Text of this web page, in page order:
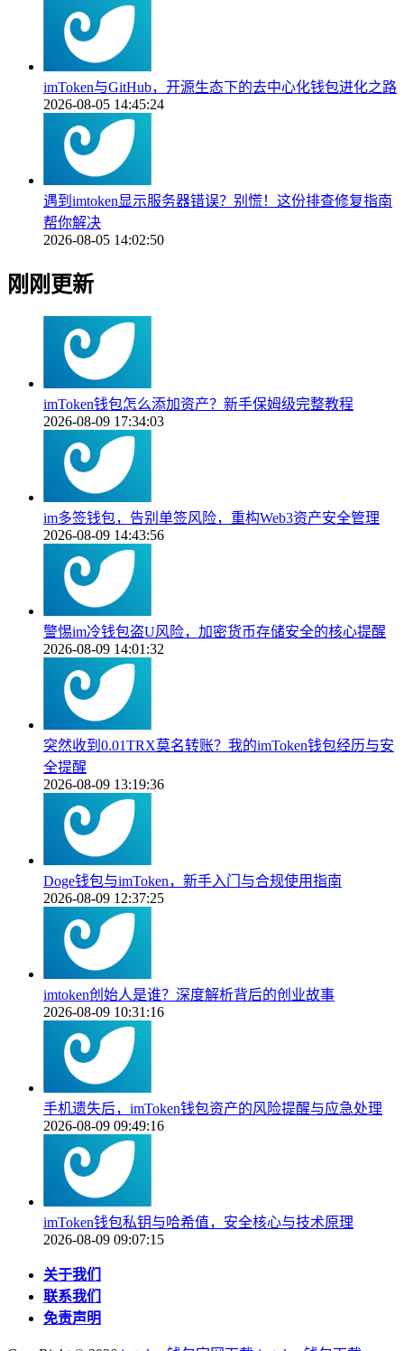
imToken与GitHub，开源生态下的去中心化钱包进化之路
2026-08-05 14:45:24
遇到imtoken显示服务器错误？别慌！这份排查修复指南
帮你解决
2026-08-05 14:02:50
刚刚更新
imToken钱包怎么添加资产？新手保姆级完整教程
2026-08-09 17:34:03
im多签钱包，告别单签风险，重构Web3资产安全管理
2026-08-09 14:43:56
警惕im冷钱包盗U风险，加密货币存储安全的核心提醒
2026-08-09 14:01:32
突然收到0.01TRX莫名转账？我的imToken钱包经历与安
全提醒
2026-08-09 13:19:36
Doge钱包与imToken，新手入门与合规使用指南
2026-08-09 12:37:25
imtoken创始人是谁？深度解析背后的创业故事
2026-08-09 10:31:16
手机遗失后，imToken钱包资产的风险提醒与应急处理
2026-08-09 09:49:16
imToken钱包私钥与哈希值，安全核心与技术原理
2026-08-09 09:07:15
关于我们
联系我们
免责声明